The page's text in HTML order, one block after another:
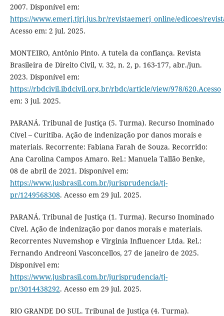
2007. Disponível em:
https://www.emerj.tjrj.jus.br/revistaemerj_online/edicoes/
Acesso em: 2 jul. 2025.
MONTEIRO, Antônio Pinto. A tutela da confiança. Revista
Brasileira de Direito Civil, v. 32, n. 2, p. 163-177, abr./jun.
2023. Disponível em:
https://rbdcivil.ibdcivil.org.br/rbdc/article/view/978/620.Acesso
em: 3 jul. 2025.
PARANÁ. Tribunal de Justiça (5. Turma). Recurso Inominado
Cível – Curitiba. Ação de indenização por danos morais e
materiais. Recorrente: Fabiana Farah de Souza. Recorrido:
Ana Carolina Campos Amaro. Rel.: Manuela Tallão Benke,
08 de abril de 2021. Disponível em:
https://www.jusbrasil.com.br/jurisprudencia/tj-
pr/1249568308. Acesso em 29 jul. 2025.
PARANÁ. Tribunal de Justiça (1. Turma). Recurso Inominado
Cível. Ação de indenização por danos morais e materiais.
Recorrentes Nuvemshop e Virginia Influencer Ltda. Rel.:
Fernando Andreoni Vasconcellos, 27 de janeiro de 2025.
Disponível em:
https://www.jusbrasil.com.br/jurisprudencia/tj-
pr/3014438292. Acesso em 29 jul. 2025.
RIO GRANDE DO SUL. Tribunal de Justiça (4. Turma).